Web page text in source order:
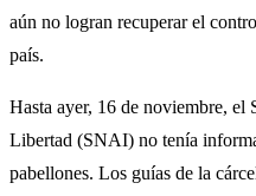
aún no logran recuperar el
país.
Hasta ayer, 16 de noviembre, el
Libertad (SNAI) no tenía
pabellones. Los guías de la